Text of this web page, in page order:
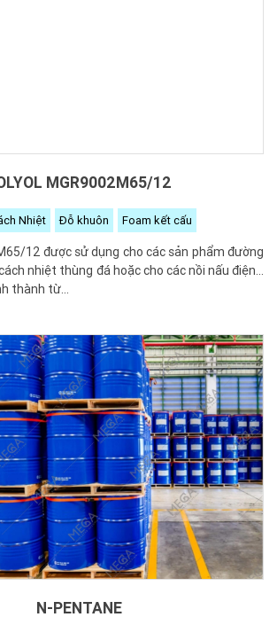
MGR9002M65/12
Nhiệt Đỗ khuôn Foam kết cấu
12 được sử dụng cho các sản phẩm đường
nhiệt thùng đá hoặc cho các nồi nấu điện...
thành từ...
N-PENTANE